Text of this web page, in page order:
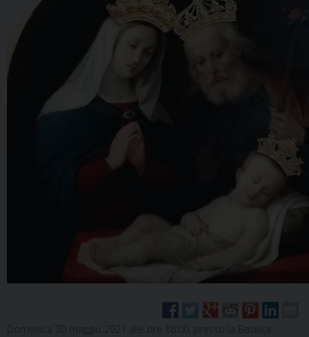
Domenica 30 maggio 2021 alle ore 18:00, presso la Basilica